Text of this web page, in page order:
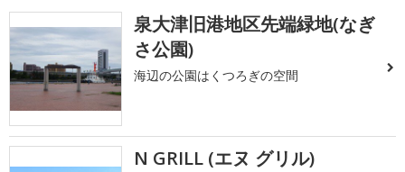
泉大津旧港地区先端緑地(なぎ
さ公園)
海辺の公園はくつろぎの空間
N GRILL (エヌ グリル)